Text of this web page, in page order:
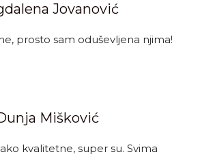
Jovanović
prosto sam oduševljena njima!
Mišković
kvalitetne, super su. Svima